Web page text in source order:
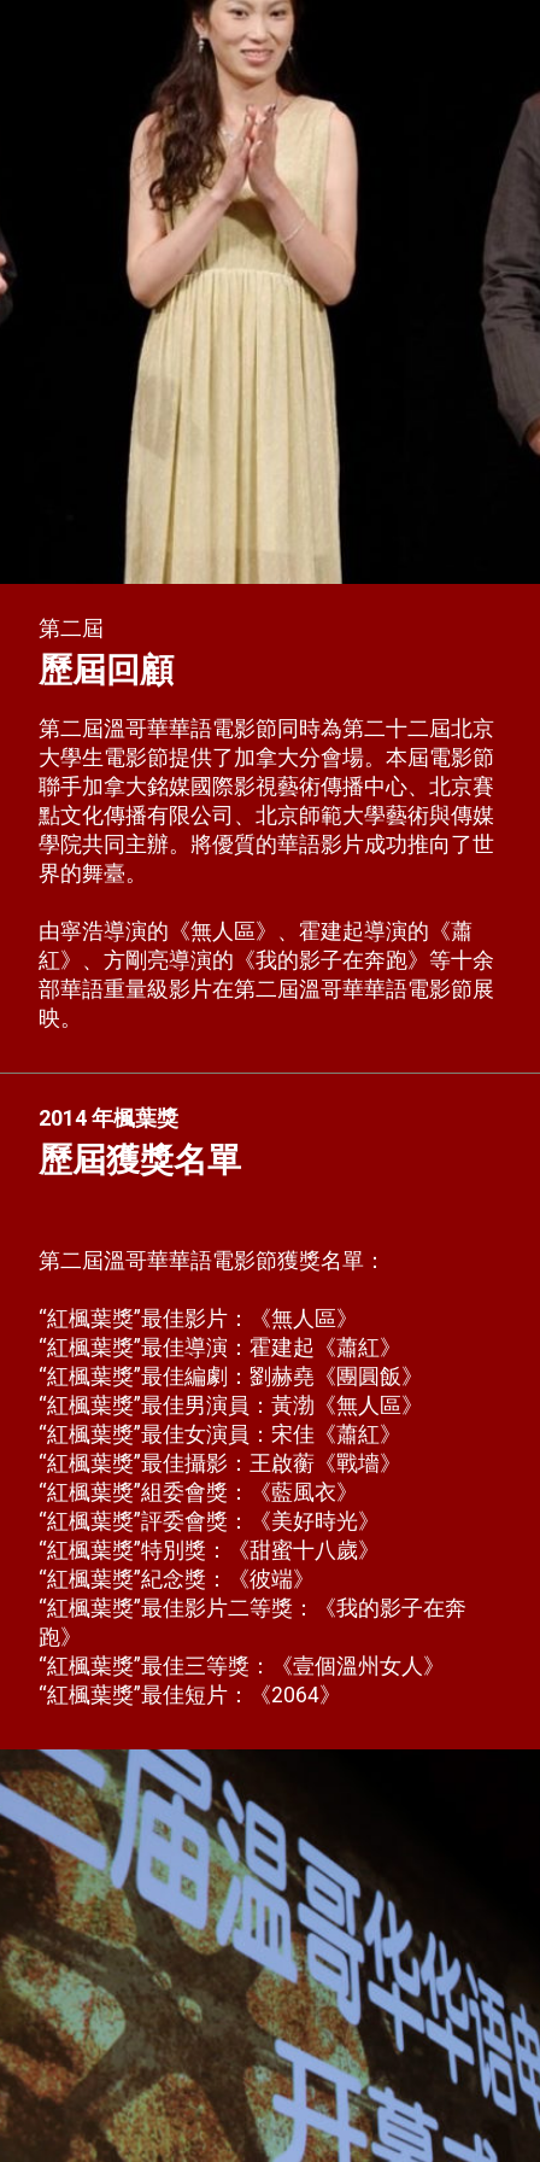
第二屆
歷屆回顧
第二屆溫哥華華語電影節同時為第二十二屆北京
大學生電影節提供了加拿大分會場。本屆電影節
聯手加拿大銘媒國際影視藝術傳播中心、北京賽
點文化傳播有限公司、北京師範大學藝術與傳媒
學院共同主辦。將優質的華語影片成功推向了世
界的舞臺。
由寧浩導演的《無人區》、霍建起導演的《蕭
紅》、方剛亮導演的《我的影子在奔跑》等十余
部華語重量級影片在第二屆溫哥華華語電影節展
映。
2014 年楓葉獎
歷屆獲獎名單
第二屆溫哥華華語電影節獲獎名單：
“紅楓葉獎”最佳影片：《無人區》
“紅楓葉獎”最佳導演：霍建起《蕭紅》
“紅楓葉獎”最佳編劇：劉赫堯《團圓飯》
“紅楓葉獎”最佳男演員：黃渤《無人區》
“紅楓葉獎”最佳女演員：宋佳《蕭紅》
“紅楓葉獎”最佳攝影：王啟蘅《戰墻》
“紅楓葉獎”組委會獎：《藍風衣》
“紅楓葉獎”評委會獎：《美好時光》
“紅楓葉獎”特別獎：《甜蜜十八歲》
“紅楓葉獎”紀念獎：《彼端》
“紅楓葉獎”最佳影片二等獎：《我的影子在奔
跑》
“紅楓葉獎”最佳三等獎：《壹個溫州女人》
“紅楓葉獎”最佳短片：《2064》